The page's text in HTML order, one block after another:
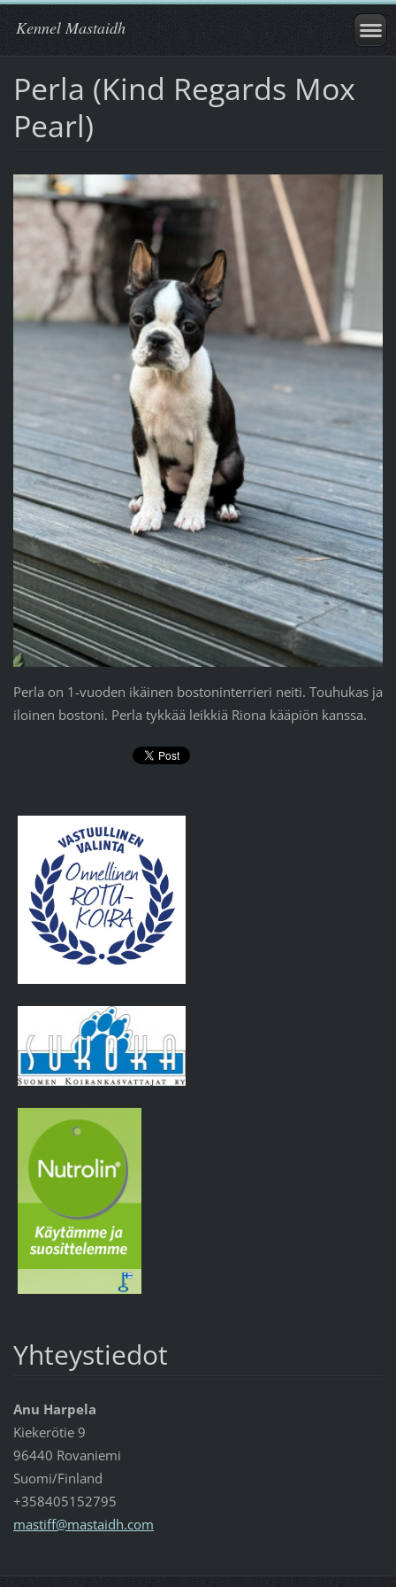
Kennel Mastaidh
Perla (Kind Regards Mox
Pearl)
Perla on 1-vuoden ikäinen bostoninterrieri neiti. Touhukas ja
iloinen bostoni. Perla tykkää leikkiä Riona kääpiön kanssa.
Yhteystiedot
Anu Harpela
Kiekerötie 9
96440 Rovaniemi
Suomi/Finland
+358405152795
mastiff@mastaidh.com